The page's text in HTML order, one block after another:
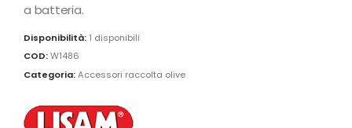
a batteria.
Disponibilità: 1 disponibili
COD:W1486
Categoria:Accessori raccolta olive